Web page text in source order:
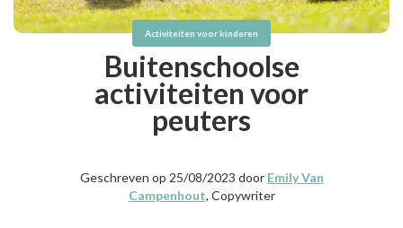
Activiteiten voor kinderen
Buitenschoolse
activiteiten voor
peuters
Geschreven op 25/08/2023 door Emily Van
Campenhout, Copywriter